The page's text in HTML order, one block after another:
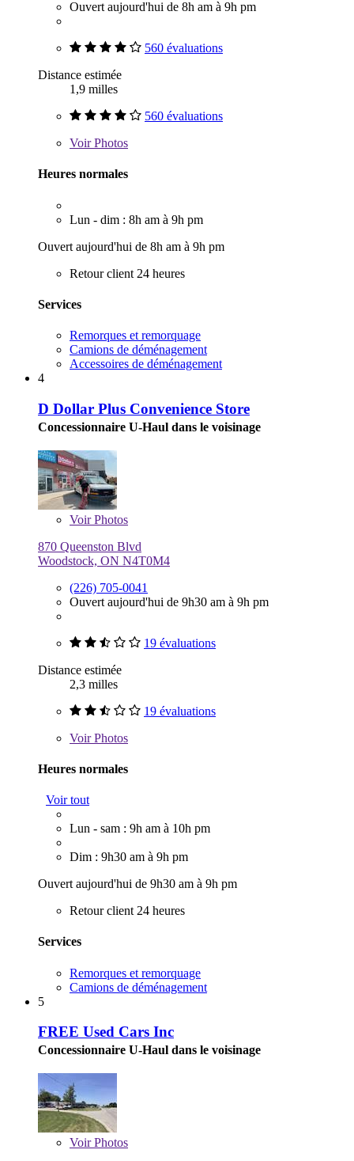
Ouvert aujourd'hui de 8h am à 9h pm
560 évaluations
Distance estimée
1,9 milles
560 évaluations
VoirPhotos
Heures normales
Lun - dim : 8h am à 9h pm
Ouvert aujourd'hui de 8h am à 9h pm
Retour client 24 heures
Services
Remorques et remorquage
Camions de déménagement
Accessoires de déménagement
4
D Dollar Plus Convenience Store
Concessionnaire U-Haul dans le voisinage
VoirPhotos
870 Queenston Blvd
Woodstock, ON N4T0M4
(226) 705-0041
Ouvert aujourd'hui de 9h30 am à 9h pm
19 évaluations
Distance estimée
2,3 milles
19 évaluations
VoirPhotos
Heures normales
Voir tout
Lun - sam : 9h am à 10h pm
Dim : 9h30 am à 9h pm
Ouvert aujourd'hui de 9h30 am à 9h pm
Retour client 24 heures
Services
Remorques et remorquage
Camions de déménagement
5
FREE Used Cars Inc
Concessionnaire U-Haul dans le voisinage
VoirPhotos